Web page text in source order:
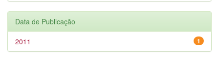
Data de Publicação
1
2011